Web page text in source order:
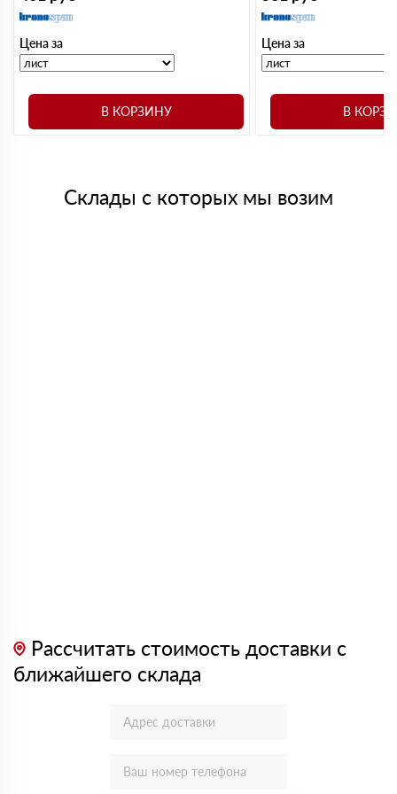
Цена за
В КОРЗИНУ
Цена за
В
Склады с которых мы возим
Рассчитать стоимость доставки с
ближайшего склада